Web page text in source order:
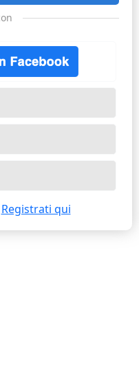
Registrati qui